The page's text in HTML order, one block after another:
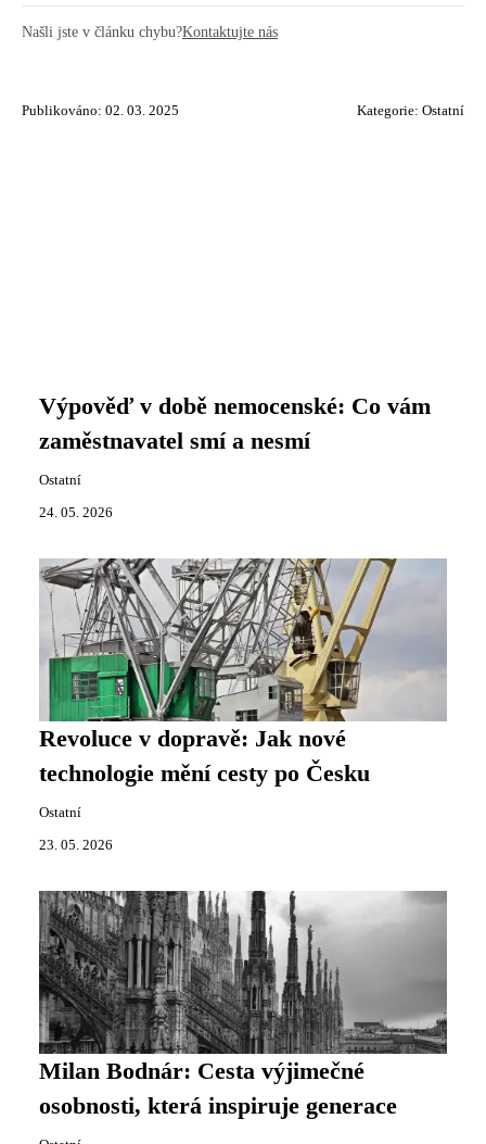
Našli jste v článku chybu?Kontaktujte nás
Publikováno: 02. 03. 2025 Kategorie: Ostatní
Výpověď v době nemocenské: Co vám
zaměstnavatel smí a nesmí
Ostatní
24. 05. 2026
Revoluce v dopravě: Jak nové
technologie mění cesty po Česku
Ostatní
23. 05. 2026
Milan Bodnár: Cesta výjimečné
osobnosti, která inspiruje generace